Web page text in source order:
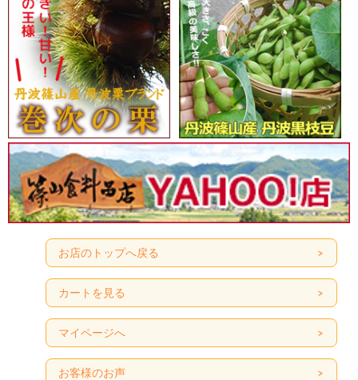
お店のトップへ戻る
カートを見る
マイページへ
お客様のお声